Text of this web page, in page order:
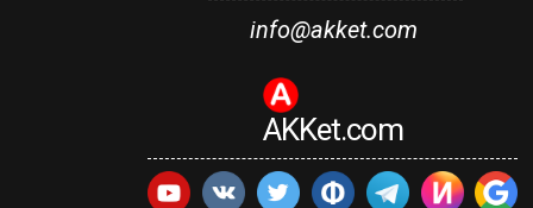
info@akket.com
AKKet.com